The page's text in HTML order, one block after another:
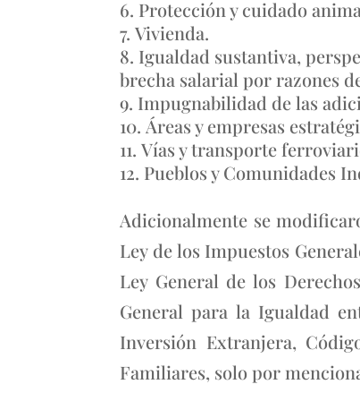
Protección y cuidado
Vivienda.
Igualdad sustantiva,
brecha salarial por razones
Impugnabilidad de las
Áreas y empresas
Vías y transporte
Pueblos y Comunidades
Adicionalmente se
Ley de los Impuestos
Ley General de los
General para la Igualdad
Inversión Extranjera,
Familiares, solo por